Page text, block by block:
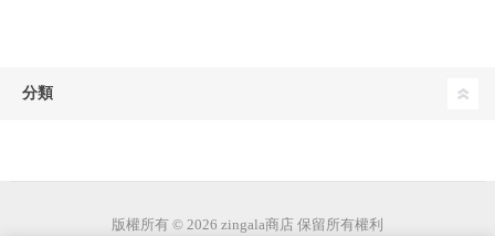
分類
版權所有 © 2026 zingala商店 保留所有權利